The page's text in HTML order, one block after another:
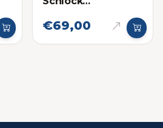
Hasta 60Kg Negro
€69,00